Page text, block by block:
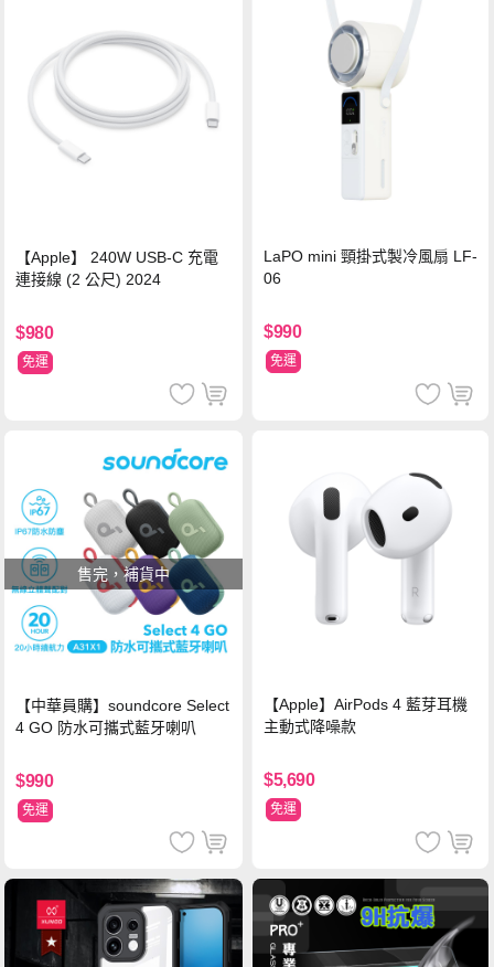
【Apple】 240W USB-C 充電
連接線 (2 公尺) 2024
$980
免運
LaPO mini 頸掛式製冷風扇 LF-
06
$990
免運
售完，補貨中
【中華員購】soundcore Select
4 GO 防水可攜式藍牙喇叭
$990
免運
【Apple】AirPods 4 藍芽耳機
主動式降噪款
$5,690
免運